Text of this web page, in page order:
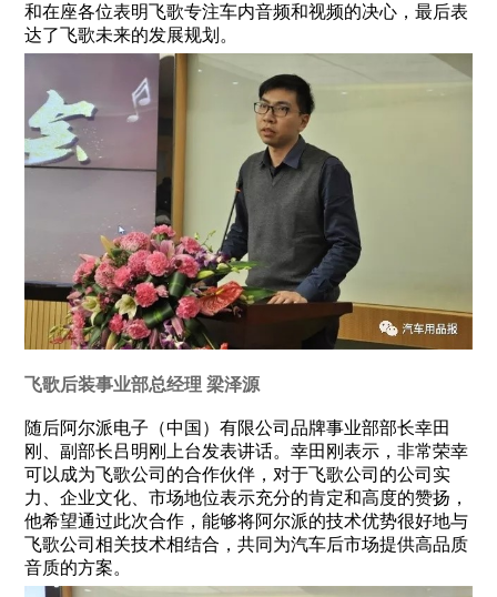
选择省份
和在座各位表明飞歌专注车内音频和视频的决心，最后表
达了飞歌未来的发展规划。
飞歌后装事业部总经理 梁泽源
随后阿尔派电子（中国）有限公司品牌事业部部长幸田
刚、副部长吕明刚上台发表讲话。幸田刚表示，非常荣幸
可以成为飞歌公司的合作伙伴，对于飞歌公司的公司实
力、企业文化、市场地位表示充分的肯定和高度的赞扬，
他希望通过此次合作，能够将阿尔派的技术优势很好地与
飞歌公司相关技术相结合，共同为汽车后市场提供高品质
音质的方案。